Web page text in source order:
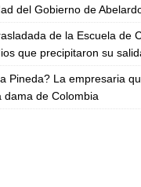
del Gobierno de
de la Escuela de
que precipitaron su
Pineda? La empresaria
de Colombia